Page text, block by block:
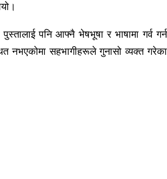
पनि आफ्नै भेषभूषा र भाषामा गर्व गर्न
नभएकोमा सहभागीहरूले गुनासो व्यक्त गरेका